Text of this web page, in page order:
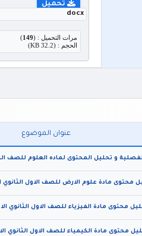
تحميل
docx
مرات التحميل : (149
)
الحجم : (32.2 KB)
عنوان الموضوع
و تحليل المحتوى لماده العلوم للصف
مادة علوم الارض للصف الاول الثانوي
محتوى مادة الفيزياء للصف الاول الثانوي
محتوى مادة الكيمياء للصف الاول الثانوي